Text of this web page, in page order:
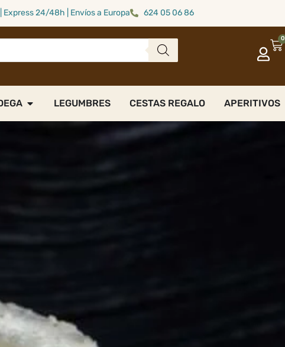
Express 24/48h | Envíos a Europa 624 05 06 86
0
LEGUMBRES CESTAS REGALO APERITIVOS